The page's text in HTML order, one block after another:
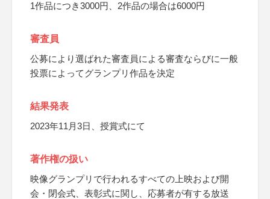
1作品につき3000円、2作品の場合は6000円
審査員
公募により選ばれた審査員による審査ならびに一般
投票によってグランプリ作品を決定
結果発表
2023年11月3日、授賞式にて
著作権の扱い
映像グランプリで行われるすべての上映および開
会・閉会式、表彰式に関し、応募者が有する放送